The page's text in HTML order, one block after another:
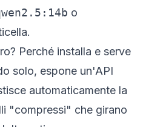
o
Perché installa e serve
solo, espone un'API
automaticamente la
"compressi" che girano